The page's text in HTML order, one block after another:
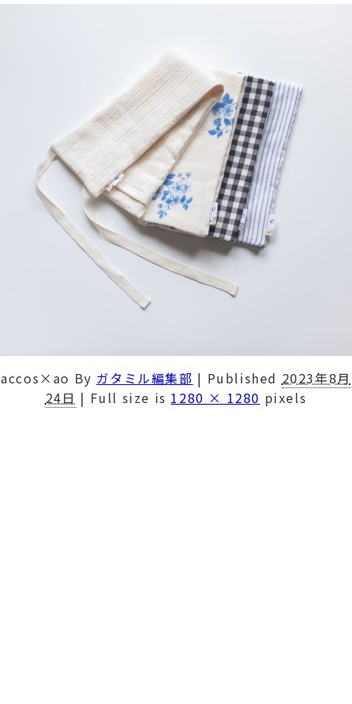
accos×ao By ガタミル編集部 | Published 2023年8月
24日 | Full size is 1280 × 1280 pixels